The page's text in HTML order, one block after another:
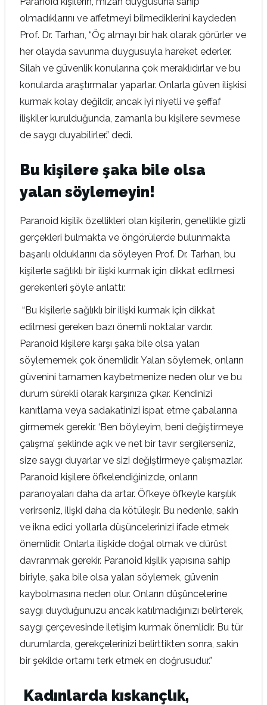
olmadıklarını ve affetmeyi bilmediklerini kaydeden
Prof. Dr. Tarhan, “Öç almayı bir hak olarak görürler ve
her olayda savunma duygusuyla hareket ederler.
Silah ve güvenlik konularına çok meraklıdırlar ve bu
konularda araştırmalar yaparlar. Onlarla güven ilişkisi
kurmak kolay değildir, ancak iyi niyetli ve şeffaf
ilişkiler kurulduğunda, zamanla bu kişilere sevmese
de saygı duyabilirler.” dedi.
Bu kişilere şaka bile olsa
yalan söylemeyin!
Paranoid kişilik özellikleri olan kişilerin, genellikle gizli
gerçekleri bulmakta ve öngörülerde bulunmakta
başarılı olduklarını da söyleyen Prof. Dr. Tarhan, bu
kişilerle sağlıklı bir ilişki kurmak için dikkat edilmesi
gerekenleri şöyle anlattı:
“Bu kişilerle sağlıklı bir ilişki kurmak için dikkat
edilmesi gereken bazı önemli noktalar vardır.
Paranoid kişilere karşı şaka bile olsa yalan
söylememek çok önemlidir. Yalan söylemek, onların
güvenini tamamen kaybetmenize neden olur ve bu
durum sürekli olarak karşınıza çıkar. Kendinizi
kanıtlama veya sadakatinizi ispat etme çabalarına
girmemek gerekir. ‘Ben böyleyim, beni değiştirmeye
çalışma’ şeklinde açık ve net bir tavır sergilerseniz,
size saygı duyarlar ve sizi değiştirmeye çalışmazlar.
Paranoid kişilere öfkelendiğinizde, onların
paranoyaları daha da artar. Öfkeye öfkeyle karşılık
verirseniz, ilişki daha da kötüleşir. Bu nedenle, sakin
ve ikna edici yollarla düşüncelerinizi ifade etmek
önemlidir. Onlarla ilişkide doğal olmak ve dürüst
davranmak gerekir. Paranoid kişilik yapısına sahip
biriyle, şaka bile olsa yalan söylemek, güvenin
kaybolmasına neden olur. Onların düşüncelerine
saygı duyduğunuzu ancak katılmadığınızı belirterek,
saygı çerçevesinde iletişim kurmak önemlidir. Bu tür
durumlarda, gerekçelerinizi belirttikten sonra, sakin
bir şekilde ortamı terk etmek en doğrusudur.”
Kadınlarda kıskançlık,